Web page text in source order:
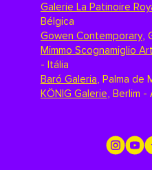
Galerie La Patinoire
Bélgica
Gowen Contemporary,
Mimmo Scognamiglio
- Itália
Baró Galeria, Palma de
KÖNIG Galerie, Berlim -